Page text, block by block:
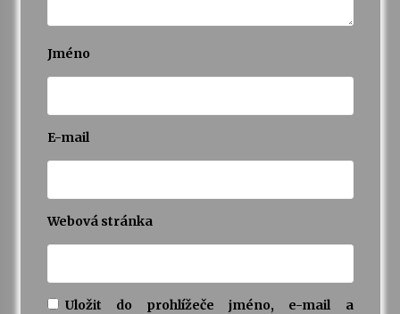
Jméno
E-mail
Webová stránka
Uložit do prohlížeče jméno, e-mail a